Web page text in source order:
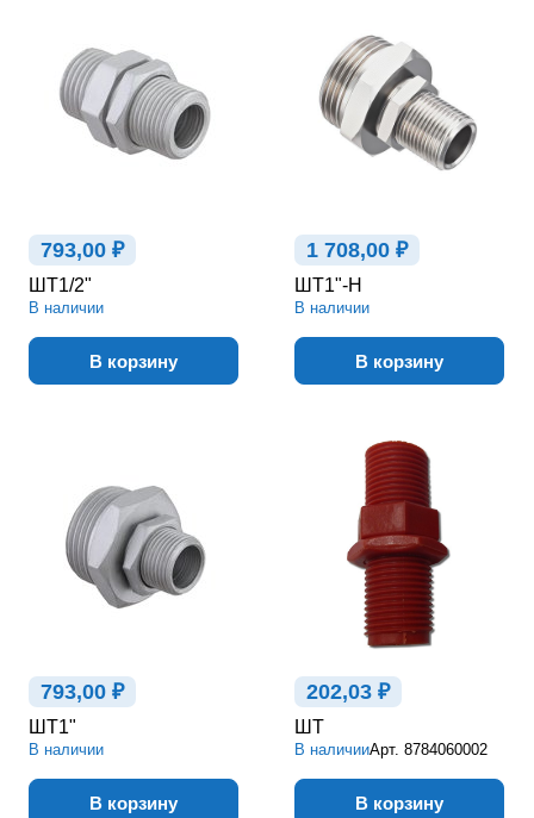
793,00 ₽
ШТ1/2"
В наличии
В корзину
1 708,00 ₽
ШТ1"-Н
В наличии
В корзину
793,00 ₽
ШТ1"
В наличии
В корзину
202,03 ₽
ШТ
В наличииАрт. 8784060002
В корзину